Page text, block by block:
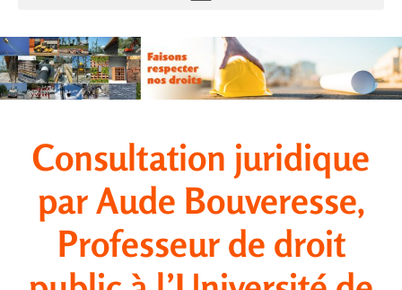
Consultation juridique
par Aude Bouveresse,
Professeur de droit